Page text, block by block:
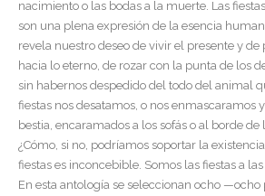
nacimiento o las bodas a la muerte. Las
son una plena expresión de la esencia
revela nuestro deseo de vivir el presente y de
hacia lo eterno, de rozar con la punta de los
sin habernos despedido del todo del animal
fiestas nos desatamos, o nos enmascaramos
bestia, encaramados a los sofás o al borde de
¿Cómo, si no, podríamos soportar la
fiestas es inconcebible. Somos las fiestas a
En esta antología se seleccionan ocho —ocho